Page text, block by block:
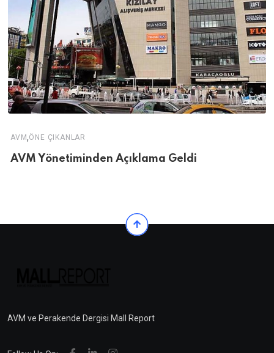
AVM,ÖNE ÇIKANLAR
AVM Yönetiminden Açıklama Geldi
AVM ve Perakende Dergisi Mall Report